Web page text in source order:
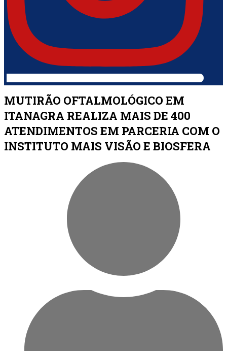
MUTIRÃO OFTALMOLÓGICO EM
ITANAGRA REALIZA MAIS DE 400
ATENDIMENTOS EM PARCERIA COM O
INSTITUTO MAIS VISÃO E BIOSFERA